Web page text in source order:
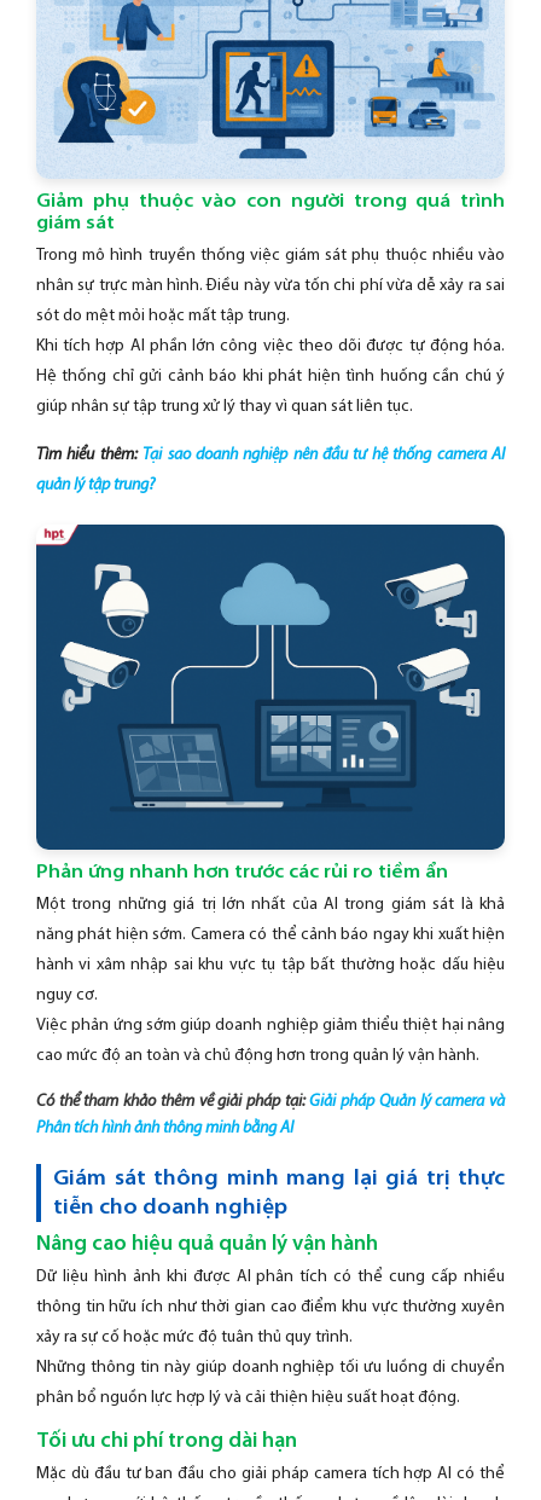
Giảm phụ thuộc vào con người trong quá trình
giám sát
Trong mô hình truyền thống việc giám sát phụ thuộc nhiều vào
nhân sự trực màn hình. Điều này vừa tốn chi phí vừa dễ xảy ra sai
sót do mệt mỏi hoặc mất tập trung.
Khi tích hợp AI phần lớn công việc theo dõi được tự động hóa.
Hệ thống chỉ gửi cảnh báo khi phát hiện tình huống cần chú ý
giúp nhân sự tập trung xử lý thay vì quan sát liên tục.
Tìm hiểu thêm: Tại sao doanh nghiệp nên đầu tư hệ thống camera AI
quản lý tập trung?
Phản ứng nhanh hơn trước các rủi ro tiềm ẩn
Một trong những giá trị lớn nhất của AI trong giám sát là khả
năng phát hiện sớm. Camera có thể cảnh báo ngay khi xuất hiện
hành vi xâm nhập sai khu vực tụ tập bất thường hoặc dấu hiệu
nguy cơ.
Việc phản ứng sớm giúp doanh nghiệp giảm thiểu thiệt hại nâng
cao mức độ an toàn và chủ động hơn trong quản lý vận hành.
Có thể tham khảo thêm về giải pháp tại:Giải pháp Quản lý camera và
Phân tích hình ảnh thông minh bằng AI
Giám sát thông minh mang lại giá trị thực
tiễn cho doanh nghiệp
Nâng cao hiệu quả quản lý vận hành
Dữ liệu hình ảnh khi được AI phân tích có thể cung cấp nhiều
thông tin hữu ích như thời gian cao điểm khu vực thường xuyên
xảy ra sự cố hoặc mức độ tuân thủ quy trình.
Những thông tin này giúp doanh nghiệp tối ưu luồng di chuyển
phân bổ nguồn lực hợp lý và cải thiện hiệu suất hoạt động.
Tối ưu chi phí trong dài hạn
Mặc dù đầu tư ban đầu cho giải pháp camera tích hợp AI có thể